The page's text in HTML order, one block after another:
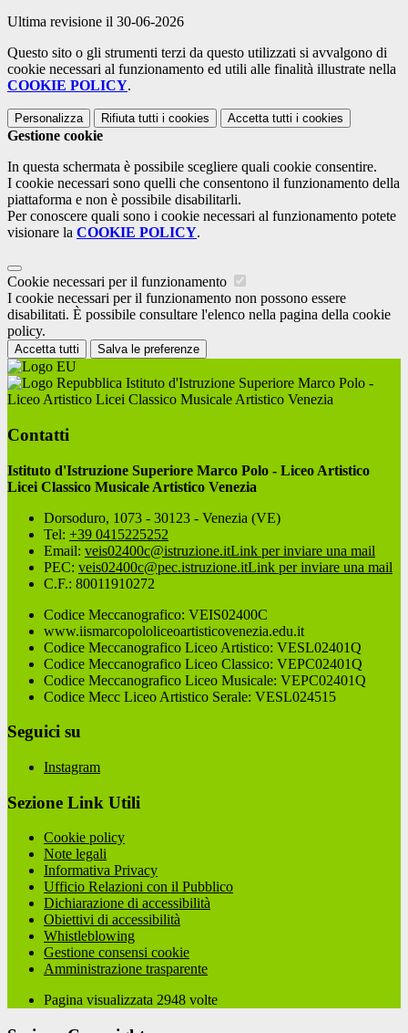
Ultima revisione il 30-06-2026
Questo sito o gli strumenti terzi da questo utilizzati si avvalgono di
cookie necessari al funzionamento ed utili alle finalità illustrate nella
COOKIE POLICY.
Personalizza Rifiuta tutti i cookies Accetta tutti i cookies
Gestione cookie
In questa schermata è possibile scegliere quali cookie consentire.
I cookie necessari sono quelli che consentono il funzionamento della
piattaforma e non è possibile disabilitarli.
Per conoscere quali sono i cookie necessari al funzionamento potete
visionare la COOKIE POLICY.
Cookie necessari per il funzionamento
I cookie necessari per il funzionamento non possono essere
disabilitati. È possibile consultare l'elenco nella pagina della cookie
policy.
Accetta tutti Salva le preferenze
Istituto d'Istruzione Superiore Marco Polo -
Liceo Artistico Licei Classico Musicale Artistico Venezia
Contatti
Istituto d'Istruzione Superiore Marco Polo - Liceo Artistico
Licei Classico Musicale Artistico Venezia
Dorsoduro, 1073 - 30123 - Venezia (VE)
Tel: +39 0415225252
Email: veis02400c@istruzione.itLink per inviare una mail
PEC: veis02400c@pec.istruzione.itLink per inviare una mail
C.F.: 80011910272
Codice Meccanografico: VEIS02400C
www.iismarcopololiceoartisticovenezia.edu.it
Codice Meccanografico Liceo Artistico: VESL02401Q
Codice Meccanografico Liceo Classico: VEPC02401Q
Codice Meccanografico Liceo Musicale: VEPC02401Q
Codice Mecc Liceo Artistico Serale: VESL024515
Seguici su
Instagram
Sezione Link Utili
Cookie policy
Note legali
Informativa Privacy
Ufficio Relazioni con il Pubblico
Dichiarazione di accessibilità
Obiettivi di accessibilità
Whistleblowing
Gestione consensi cookie
Amministrazione trasparente
Pagina visualizzata 2948 volte